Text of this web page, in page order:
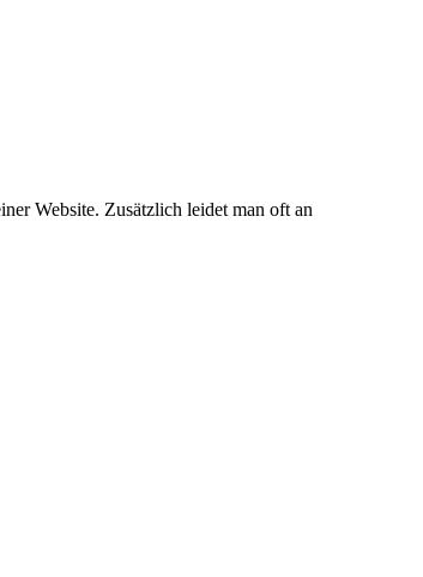
Website. Zusätzlich leidet man oft an